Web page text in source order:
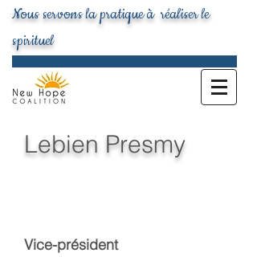
Nous servons la pratique à réaliser le
spirituel
Vice-président
Lebien Presmy